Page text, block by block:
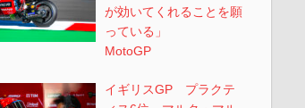
が効いてくれることを願
っている」
MotoGP
イギリスGP プラクテ